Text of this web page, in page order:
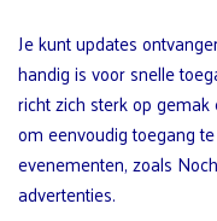
Je kunt updates
handig is voor snelle
richt zich sterk op gemak
om eenvoudig toegang
evenementen, zoals
advertenties.